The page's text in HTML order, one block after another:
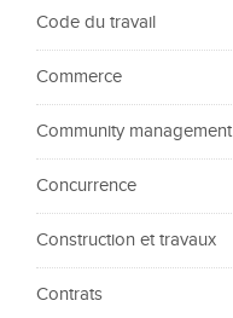
Code du travail
Commerce
Community management
Concurrence
Construction et travaux
Contrats